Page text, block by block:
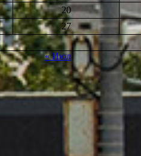
20
27
« Июл